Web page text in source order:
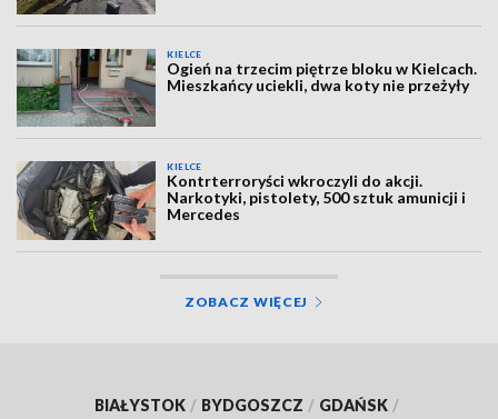
KIELCE
Ogień na trzecim piętrze bloku w Kielcach.
Mieszkańcy uciekli, dwa koty nie przeżyły
KIELCE
Kontrterroryści wkroczyli do akcji.
Narkotyki, pistolety, 500 sztuk amunicji i
Mercedes
ZOBACZ WIĘCEJ
BIAŁYSTOK / BYDGOSZCZ / GDAŃSK /